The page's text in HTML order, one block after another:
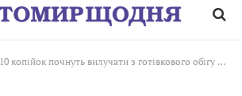
10 копійок почнуть вилучати з готівкового обігу з 1-го жовтня, – НБУ